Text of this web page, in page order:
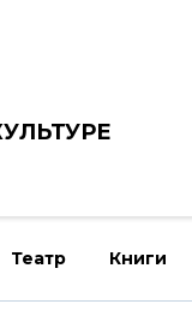
Театр Книги